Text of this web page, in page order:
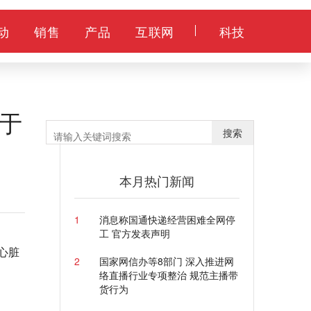
销售 产品 互联网 科技
脏
搜索
本月热门新闻
1
消息称国通快递经营困难全网停
工 官方发表声明
2
国家网信办等8部门 深入推进网
络直播行业专项整治 规范主播带
货行为